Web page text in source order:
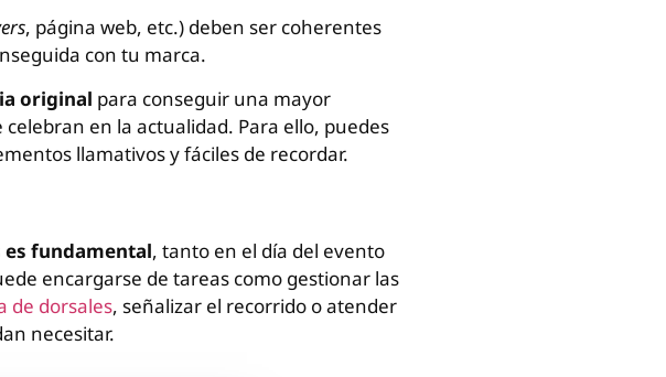
, página web, etc.) deben ser coherentes
con tu marca.
original para conseguir una mayor
en la actualidad. Para ello, puedes
llamativos y fáciles de recordar.
fundamental, tanto en el día del evento
encargarse de tareas como gestionar las
de dorsales, señalizar el recorrido o atender
necesitar.